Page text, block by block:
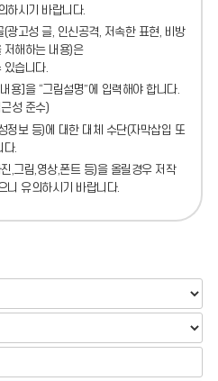
하시기 바랍니다.
광고성 글, 인신공격, 저속한 표현, 비방
저해하는 내용)은
있습니다.
용]을 “그림설명”에 입력해야 합니다.
성 준수)
정보 등)에 대한 대체 수단(자막삽입 또
다.
,그림,영상,폰트 등)을 올릴경우 저작
니 유의하시기 바랍니다.